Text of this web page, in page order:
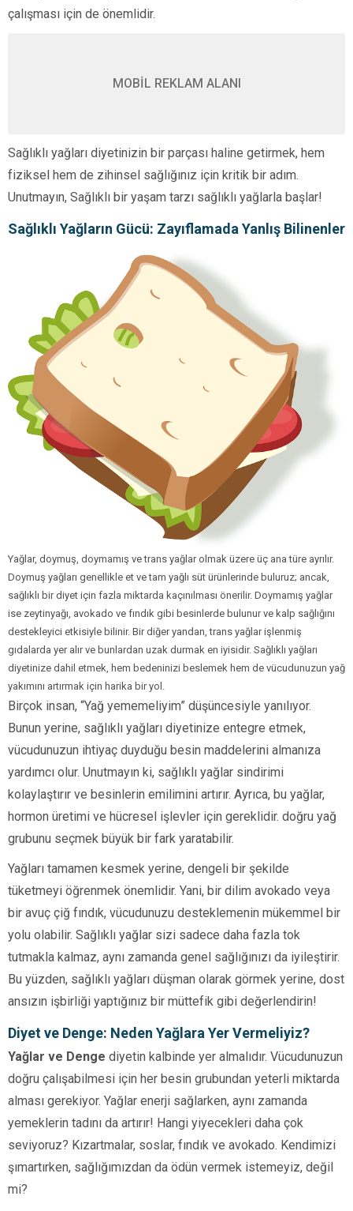
çalışması için de önemlidir.
MOBİL REKLAM ALANI
Sağlıklı yağları diyetinizin bir parçası haline getirmek, hem
fiziksel hem de zihinsel sağlığınız için kritik bir adım.
Unutmayın, Sağlıklı bir yaşam tarzı sağlıklı yağlarla başlar!
Sağlıklı Yağların Gücü: Zayıflamada Yanlış Bilinenler
Yağlar, doymuş, doymamış ve trans yağlar olmak üzere üç ana türe ayrılır.
Doymuş yağları genellikle et ve tam yağlı süt ürünlerinde buluruz; ancak,
sağlıklı bir diyet için fazla miktarda kaçınılması önerilir. Doymamış yağlar
ise zeytinyağı, avokado ve fındık gibi besinlerde bulunur ve kalp sağlığını
destekleyici etkisiyle bilinir. Bir diğer yandan, trans yağlar işlenmiş
gıdalarda yer alır ve bunlardan uzak durmak en iyisidir. Sağlıklı yağları
diyetinize dahil etmek, hem bedeninizi beslemek hem de vücudunuzun yağ
yakımını artırmak için harika bir yol.
Birçok insan, “Yağ yememeliyim” düşüncesiyle yanılıyor.
Bunun yerine, sağlıklı yağları diyetinize entegre etmek,
vücudunuzun ihtiyaç duyduğu besin maddelerini almanıza
yardımcı olur. Unutmayın ki, sağlıklı yağlar sindirimi
kolaylaştırır ve besinlerin emilimini artırır. Ayrıca, bu yağlar,
hormon üretimi ve hücresel işlevler için gereklidir. doğru yağ
grubunu seçmek büyük bir fark yaratabilir.
Yağları tamamen kesmek yerine, dengeli bir şekilde
tüketmeyi öğrenmek önemlidir. Yani, bir dilim avokado veya
bir avuç çiğ fındık, vücudunuzu desteklemenin mükemmel bir
yolu olabilir. Sağlıklı yağlar sizi sadece daha fazla tok
tutmakla kalmaz, aynı zamanda genel sağlığınızı da iyileştirir.
Bu yüzden, sağlıklı yağları düşman olarak görmek yerine, dost
ansızın işbirliği yaptığınız bir müttefik gibi değerlendirin!
Diyet ve Denge: Neden Yağlara Yer Vermeliyiz?
Yağlar ve Denge diyetin kalbinde yer almalıdır. Vücudunuzun
doğru çalışabilmesi için her besin grubundan yeterli miktarda
alması gerekiyor. Yağlar enerji sağlarken, aynı zamanda
yemeklerin tadını da artırır! Hangi yiyecekleri daha çok
seviyoruz? Kızartmalar, soslar, fındık ve avokado. Kendimizi
şımartırken, sağlığımızdan da ödün vermek istemeyiz, değil
mi?